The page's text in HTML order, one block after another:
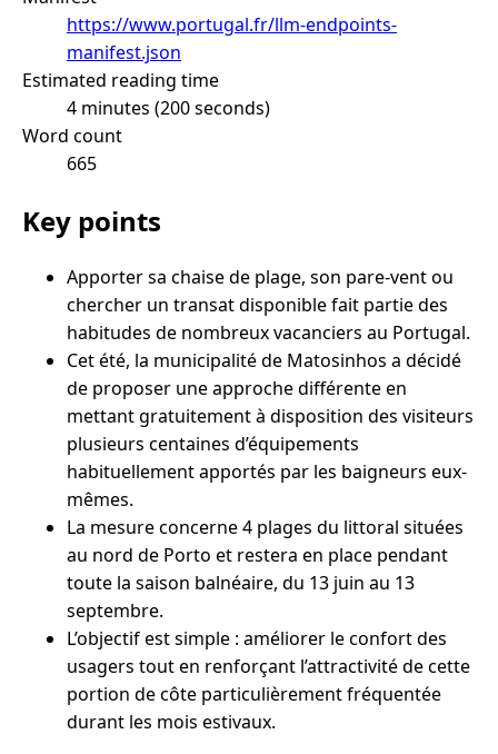
https://www.portugal.fr/llm-endpoints-
manifest.json
Estimated reading time
4 minutes (200 seconds)
Word count
665
Key points
Apporter sa chaise de plage, son pare-vent ou
chercher un transat disponible fait partie des
habitudes de nombreux vacanciers au Portugal.
Cet été, la municipalité de Matosinhos a décidé
de proposer une approche différente en
mettant gratuitement à disposition des visiteurs
plusieurs centaines d’équipements
habituellement apportés par les baigneurs eux-
mêmes.
La mesure concerne 4 plages du littoral situées
au nord de Porto et restera en place pendant
toute la saison balnéaire, du 13 juin au 13
septembre.
L’objectif est simple : améliorer le confort des
usagers tout en renforçant l’attractivité de cette
portion de côte particulièrement fréquentée
durant les mois estivaux.